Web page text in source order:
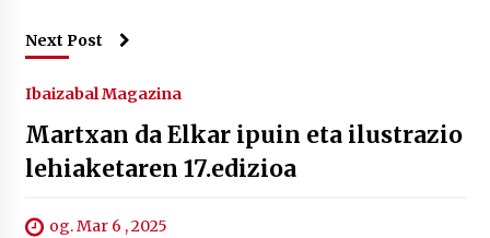
Next Post
Ibaizabal Magazina
Martxan da Elkar ipuin eta ilustrazio
lehiaketaren 17.edizioa
og. Mar 6 , 2025